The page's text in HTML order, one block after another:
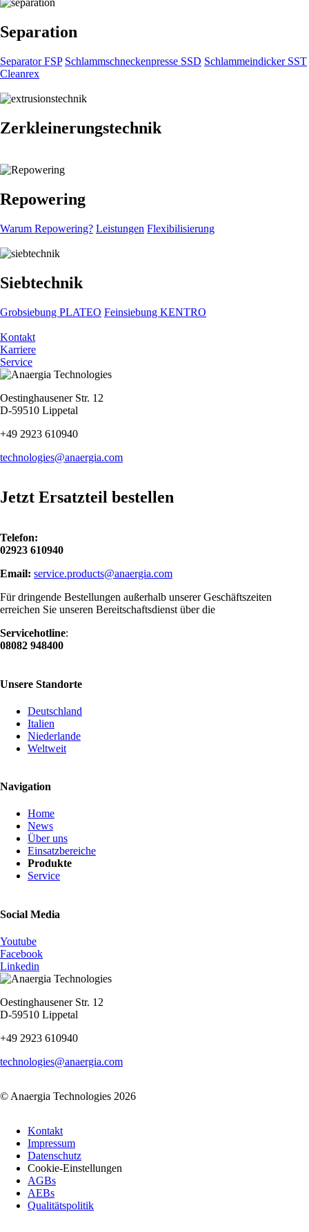
Separation
Separator FSP Schlammschneckenpresse SSD Schlammeindicker SST
Cleanrex
Zerkleinerungstechnik
Repowering
Warum Repowering? Leistungen Flexibilisierung
Siebtechnik
Grobsiebung PLATEO Feinsiebung KENTRO
Kontakt
Karriere
Service
Oestinghausener Str. 12
D-59510 Lippetal
+49 2923 610940
technologies@anaergia.com
Jetzt Ersatzteil bestellen
Telefon:
02923 610940
Email: service.products@anaergia.com
Für dringende Bestellungen außerhalb unserer Geschäftszeiten
erreichen Sie unseren Bereitschaftsdienst über die
Servicehotline:
08082 948400
Unsere Standorte
Deutschland
Italien
Niederlande
Weltweit
Navigation
Navigation
überspringen
Home
News
Über uns
Einsatzbereiche
Produkte
Service
Social Media
Youtube
Facebook
Linkedin
Oestinghausener Str. 12
D-59510 Lippetal
+49 2923 610940
technologies@anaergia.com
© Anaergia Technologies 2026
überspringen
Kontakt
Impressum
Datenschutz
Cookie-Einstellungen
AGBs
AEBs
Qualitätspolitik